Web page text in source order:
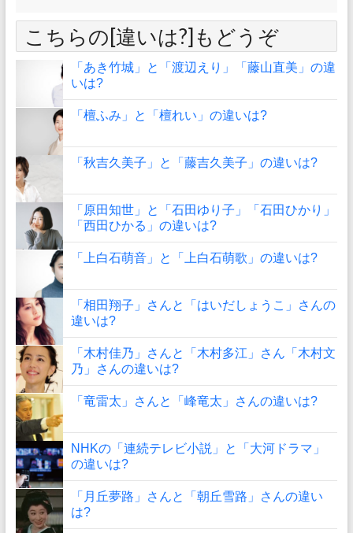
こちらの[違いは?]もどうぞ
「あき竹城」と「渡辺えり」「藤山直美」の違
いは?
「檀ふみ」と「檀れい」の違いは?
「秋吉久美子」と「藤吉久美子」の違いは?
「原田知世」と「石田ゆり子」「石田ひかり」
「西田ひかる」の違いは?
「上白石萌音」と「上白石萌歌」の違いは?
「相田翔子」さんと「はいだしょうこ」さんの
違いは?
「木村佳乃」さんと「木村多江」さん「木村文
乃」さんの違いは?
「竜雷太」さんと「峰竜太」さんの違いは?
NHKの「連続テレビ小説」と「大河ドラマ」
の違いは?
「月丘夢路」さんと「朝丘雪路」さんの違い
は?